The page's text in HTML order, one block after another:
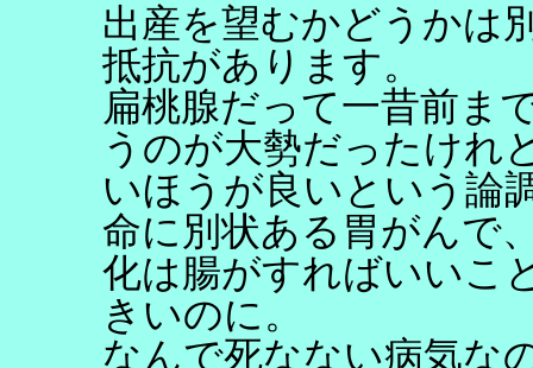
出産を望むかどうかは
抵抗があります。
扁桃腺だって一昔前ま
うのが大勢だったけれ
いほうが良いという論
命に別状ある胃がんで
化は腸がすればいいこ
きいのに。
なんで死なない病気な